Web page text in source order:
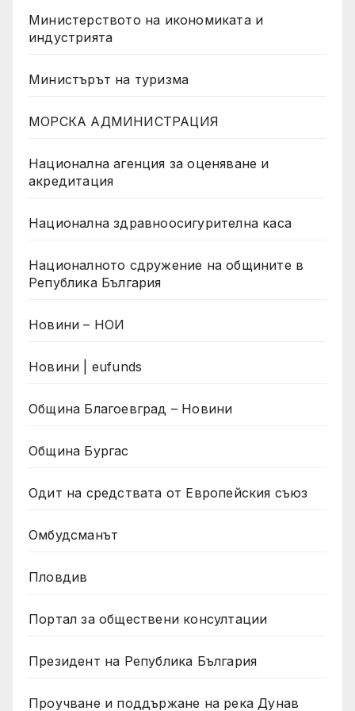
Министерството на икономиката и
индустрията
Министърът на туризма
МОРСКА АДМИНИСТРАЦИЯ
Национална агенция за оценяване и
акредитация
Национална здравноосигурителна каса
Националното сдружение на общините в
Република България
Новини – НОИ
Новини | eufunds
Община Благоевград – Новини
Община Бургас
Одит на средствата от Европейския съюз
Омбудсманът
Пловдив
Портал за обществени консултации
Президент на Република България
Проучване и поддържане на река Дунав